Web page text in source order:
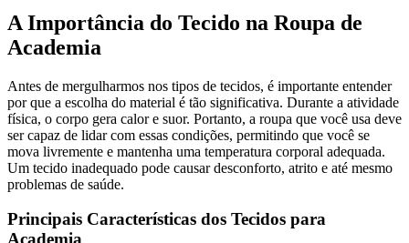
A Importância do Tecido na Roupa de
Academia
Antes de mergulharmos nos tipos de tecidos, é importante entender
por que a escolha do material é tão significativa. Durante a atividade
física, o corpo gera calor e suor. Portanto, a roupa que você usa deve
ser capaz de lidar com essas condições, permitindo que você se
mova livremente e mantenha uma temperatura corporal adequada.
Um tecido inadequado pode causar desconforto, atrito e até mesmo
problemas de saúde.
Principais Características dos Tecidos para
Academia